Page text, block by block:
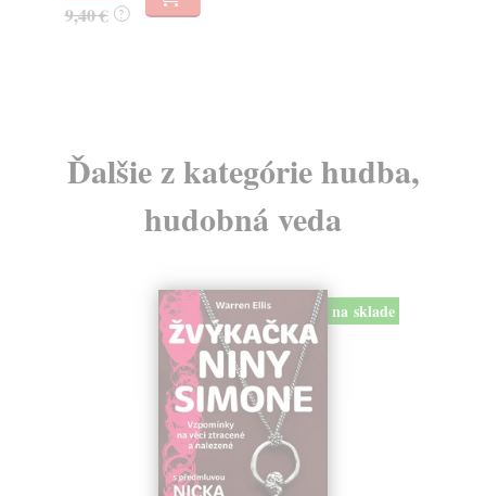
9,40 € ?
Ďalšie z kategórie hudba,
hudobná veda
na sklade